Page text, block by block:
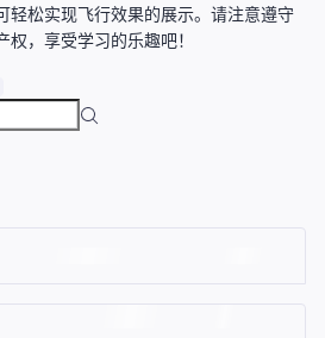
轻松实现飞行效果的展示。请注意遵守
，享受学习的乐趣吧！